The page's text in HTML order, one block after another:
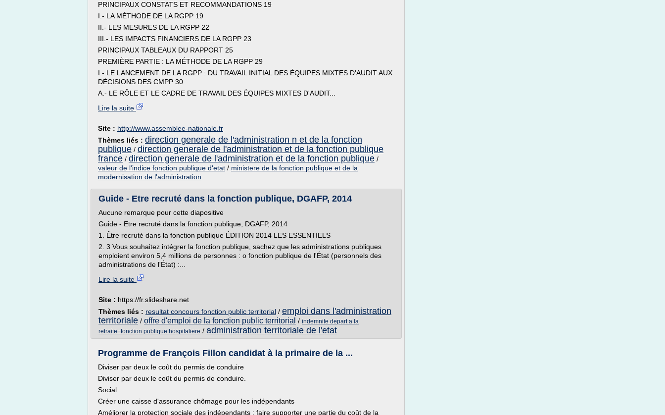
PRINCIPAUX CONSTATS ET RECOMMANDATIONS 19
I.- LA MÉTHODE DE LA RGPP 19
II.- LES MESURES DE LA RGPP 22
III.- LES IMPACTS FINANCIERS DE LA RGPP 23
PRINCIPAUX TABLEAUX DU RAPPORT 25
PREMIÈRE PARTIE : LA MÉTHODE DE LA RGPP 29
I.- LE LANCEMENT DE LA RGPP : DU TRAVAIL INITIAL DES ÉQUIPES MIXTES D'AUDIT AUX
DÉCISIONS DES CMPP 30
A.- LE RÔLE ET LE CADRE DE TRAVAIL DES ÉQUIPES MIXTES D'AUDIT...
Lire la suite
Site : http://www.assemblee-nationale.fr
Thèmes liés : direction generale de l'administration n et de la fonction
publique / direction generale de l'administration et de la fonction publique
france / direction generale de l'administration et de la fonction publique /
valeur de l'indice fonction publique d'etat / ministere de la fonction publique et de la
modernisation de l'administration
Guide - Etre recruté dans la fonction publique, DGAFP, 2014
Aucune remarque pour cette diapositive
Guide - Etre recruté dans la fonction publique, DGAFP, 2014
1. Être recruté dans la fonction publique ÉDITION 2014 LES ESSENTIELS
2. 3 Vous souhaitez intégrer la fonction publique, sachez que les administrations publiques
emploient environ 5,4 millions de personnes : o fonction publique de l'État (personnels des
administrations de l'État) :...
Lire la suite
Site : https://fr.slideshare.net
Thèmes liés : resultat concours fonction public territorial / emploi dans l'administration
territoriale / offre d'emploi de la fonction public territorial / indemnite depart a la
retraite+fonction publique hospitaliere / administration territoriale de l'etat
Programme de François Fillon candidat à la primaire de la ...
Diviser par deux le coût du permis de conduire
Diviser par deux le coût du permis de conduire.
Social
Créer une caisse d'assurance chômage pour les indépendants
Améliorer la protection sociale des indépendants : faire supporter une partie du coût de la